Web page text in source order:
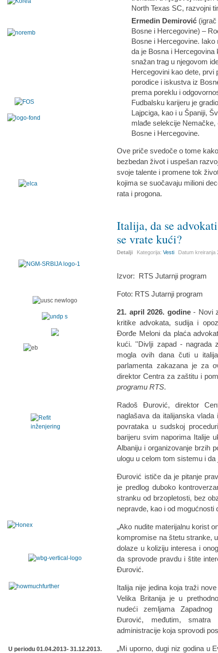
North Texas SC, razvojni
Ermedin Demirović
Bosne i Hercegovine) –
Bosne i Hercegovine.
da je Bosna i
snažan trag u njegovom
Hercegovini kao dete, prvi
porodice i iskustva iz
prema poreklu i
Fudbalsku karijeru je
Lajpciga, kao i u Španiji,
mlađe selekcije Nemačke,
Bosne i Hercegovine.
Ove priče svedoče o tome
bezbedan život i uspešan
svoje talente i promene tok
kojima se suočavaju milioni
rata i progona.
Italija, da se
se vrate kući?
Detalji Kategorija:Vesti Datum kreiranja
Izvor: RTS Jutarnji program
Foto: RTS Jutarnji program
21. april 2026. godine- Novi
kritike advokata, sudija i
Đorđe Meloni da plaća
kući. ''Divlji zapad - nagrada
mogla ovih dana čuti u
parlamenta zakazana je za
direktor Centra za zaštitu i
programu RTS.
Radoš Đurović, direktor
naglašava da italijanska
povrataka u sudskoj
barijeru svim naporima Italije
Albaniju i organizovanje brzih
ulogu u celom tom sistemu i
Đurović ističe da je pitanje
je predlog duboko
stranku od brzopletosti, bez
nepravde, kao i od mogućnosti
„Ako nudite materijalnu korist
kompromise na štetu stranke,
dolaze u koliziju interesa i
da sprovode pravdu i štite
Đurović.
Italija nije jedina koja traži
Velika Britanija je u
nudeći zemljama
Đurović, međutim,
administracije koja sprovodi
„Mi uporno, dugi niz godina u
U periodu 01.04.2013- 31.12.2013.